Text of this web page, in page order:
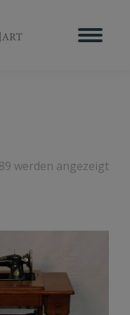
werden angezeigt